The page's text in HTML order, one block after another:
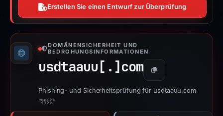
Erstellen Sie einen Entwurf zur Überprüfung
DOMÄNENSICHERHEIT UND
BEDROHUNGSINFORMATIONEN
usdtaauu[.] com Kopieren
Phishing- und Sicherheitsprüfung für usdtaauu.com
“转账”